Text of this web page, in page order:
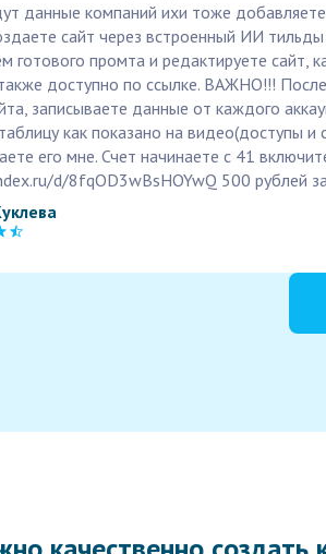
данные компаний ихи тоже
сайт через встроенный ИИ
готового промта и редактируете сайт,
доступно по ссылке. ВАЖНО!!!
записываете данные от каждого
как показано на видео(доступы и
его мне. Счет начинаете с 41
d/8fqOD3wBsHOYwQ 500 рублей